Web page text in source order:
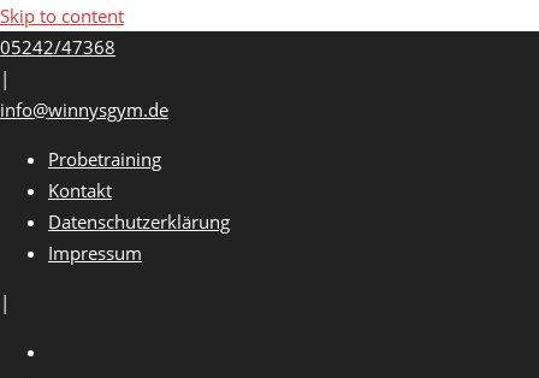
Skip to content
05242/47368
|
info@winnysgym.de
Probetraining
Kontakt
Datenschutzerklärung
Impressum
|